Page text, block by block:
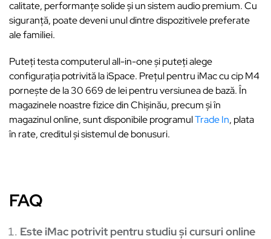
calitate, performanțe solide și un sistem audio premium. Cu
siguranță, poate deveni unul dintre dispozitivele preferate
ale familiei.
Puteți testa computerul all-in-one și puteți alege
configurația potrivită la iSpace. Prețul pentru iMac cu cip M4
pornește de la 30 669 de lei pentru versiunea de bază. În
magazinele noastre fizice din Chișinău, precum și în
magazinul online, sunt disponibile programulTrade In, plata
în rate, creditul și sistemul de bonusuri.
FAQ
Este iMac potrivit pentru studiu și cursuri online